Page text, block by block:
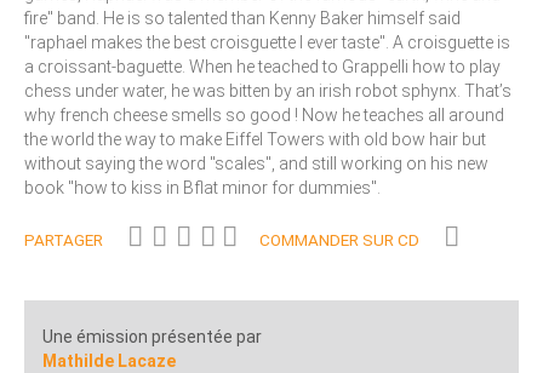
fire" band. He is so talented than Kenny Baker himself said
"raphael makes the best croisguette I ever taste". A croisguette is
a croissant-baguette. When he teached to Grappelli how to play
chess under water, he was bitten by an irish robot sphynx. That’s
why french cheese smells so good ! Now he teaches all around
the world the way to make Eiffel Towers with old bow hair but
without saying the word "scales", and still working on his new
book "how to kiss in Bflat minor for dummies".
PARTAGER COMMANDER SUR CD
Une émission présentée par
Mathilde Lacaze